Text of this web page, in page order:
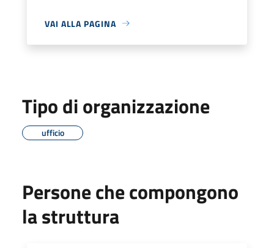
VAI ALLA PAGINA
Tipo di organizzazione
ufficio
Persone che compongono
la struttura